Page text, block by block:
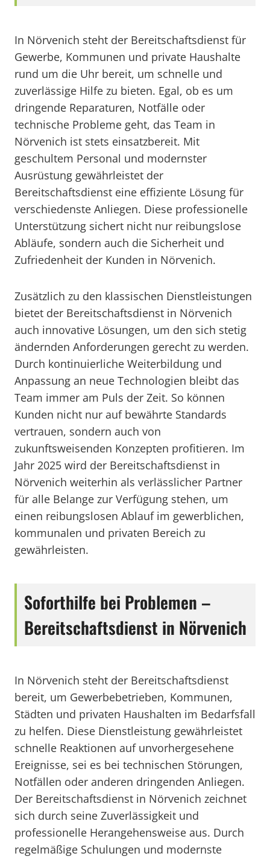
In Nörvenich steht der Bereitschaftsdienst für
Gewerbe, Kommunen und private Haushalte
rund um die Uhr bereit, um schnelle und
zuverlässige Hilfe zu bieten. Egal, ob es um
dringende Reparaturen, Notfälle oder
technische Probleme geht, das Team in
Nörvenich ist stets einsatzbereit. Mit
geschultem Personal und modernster
Ausrüstung gewährleistet der
Bereitschaftsdienst eine effiziente Lösung für
verschiedenste Anliegen. Diese professionelle
Unterstützung sichert nicht nur reibungslose
Abläufe, sondern auch die Sicherheit und
Zufriedenheit der Kunden in Nörvenich.
Zusätzlich zu den klassischen Dienstleistungen
bietet der Bereitschaftsdienst in Nörvenich
auch innovative Lösungen, um den sich stetig
ändernden Anforderungen gerecht zu werden.
Durch kontinuierliche Weiterbildung und
Anpassung an neue Technologien bleibt das
Team immer am Puls der Zeit. So können
Kunden nicht nur auf bewährte Standards
vertrauen, sondern auch von
zukunftsweisenden Konzepten profitieren. Im
Jahr 2025 wird der Bereitschaftsdienst in
Nörvenich weiterhin als verlässlicher Partner
für alle Belange zur Verfügung stehen, um
einen reibungslosen Ablauf im gewerblichen,
kommunalen und privaten Bereich zu
gewährleisten.
Soforthilfe bei Problemen –
Bereitschaftsdienst in Nörvenich
In Nörvenich steht der Bereitschaftsdienst
bereit, um Gewerbebetrieben, Kommunen,
Städten und privaten Haushalten im Bedarfsfall
zu helfen. Diese Dienstleistung gewährleistet
schnelle Reaktionen auf unvorhergesehene
Ereignisse, sei es bei technischen Störungen,
Notfällen oder anderen dringenden Anliegen.
Der Bereitschaftsdienst in Nörvenich zeichnet
sich durch seine Zuverlässigkeit und
professionelle Herangehensweise aus. Durch
regelmäßige Schulungen und modernste